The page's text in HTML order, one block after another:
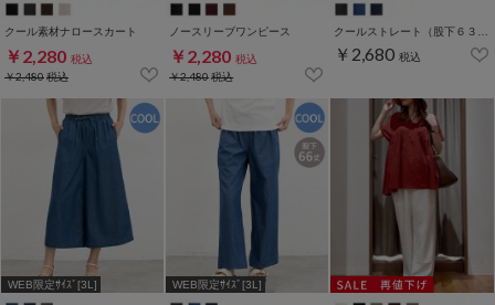
クール素材ナロースカート
￥2,280 税込
￥2,480税込
ノースリーブワンピース
￥2,280 税込
￥2,480税込
￥2,680 税込
WEB限定ｻｲｽﾞ[3L] WEB限定ｻｲｽﾞ[3L]